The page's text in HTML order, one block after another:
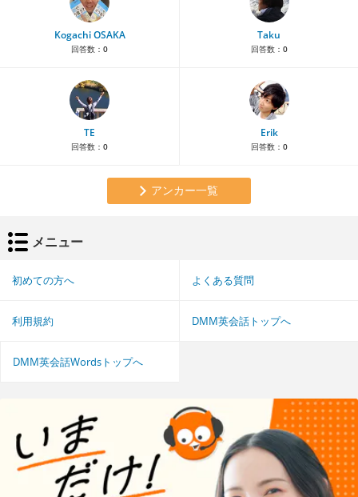
Kogachi OSAKA
回答数： 0
Taku
回答数： 0
TE
回答数： 0
Erik
回答数： 0
アンカー一覧
メニュー
初めての方へ よくある質問
利用規約 DMM英会話トップへ
DMM英会話Wordsトップへ